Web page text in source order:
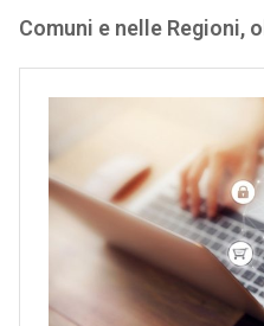
Comuni e nelle Regioni,